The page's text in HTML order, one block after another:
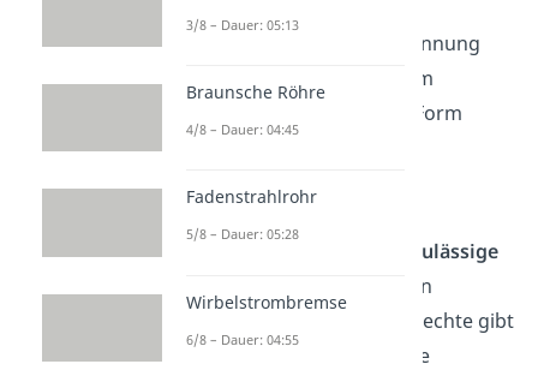
Die maximal zulässige Spannung
eines Motors ist auf seinem
in folgender Form
zulässige
in
an, die rechte gibt
entsprechend die zulässige
3/8 – Dauer: 05:13
Braunsche Röhre
4/8 – Dauer: 04:45
Fadenstrahlrohr
5/8 – Dauer: 05:28
Wirbelstrombremse
6/8 – Dauer: 04:55